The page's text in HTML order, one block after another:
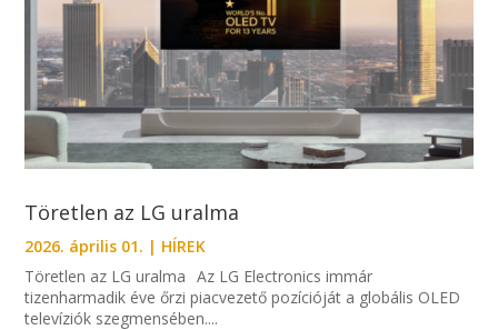
Töretlen az LG uralma
2026. április 01. | HÍREK
Töretlen az LG uralma Az LG Electronics immár
tizenharmadik éve őrzi piacvezető pozícióját a globális OLED
televíziók szegmensében....